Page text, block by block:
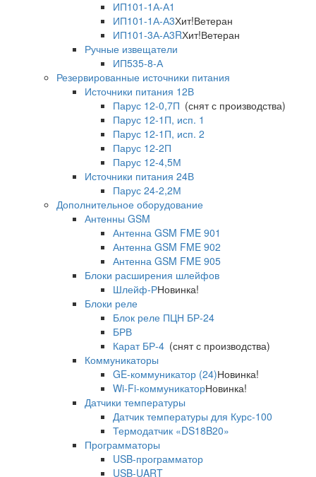
ИП101-1А-А1
ИП101-1А-А3Хит!Ветеран
ИП101-3А-А3RХит!Ветеран
Ручные извещатели
ИП535-8-А
Резервированные источники питания
Источники питания 12В
Парус 12-0,7П (снят с производства)
Парус 12-1П, исп. 1
Парус 12-1П, исп. 2
Парус 12-2П
Парус 12-4,5М
Источники питания 24В
Парус 24-2,2М
Дополнительное оборудование
Антенны GSM
Антенна GSM FME 901
Антенна GSM FME 902
Антенна GSM FME 905
Блоки расширения шлейфов
Шлейф-РНовинка!
Блоки реле
Блок реле ПЦН БР-24
БРВ
Карат БР-4 (снят с производства)
Коммуникаторы
GE-коммуникатор (24)Новинка!
Wi-Fi-коммуникаторНовинка!
Датчики температуры
Датчик температуры для Курс-100
Термодатчик «DS18B20»
Программаторы
USB-программатор
USB-UART